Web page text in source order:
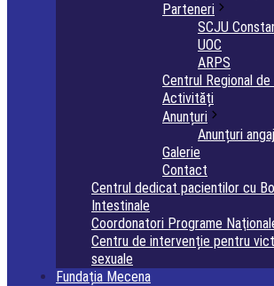
Parteneri
SCJU
UOC
ARPS
Centrul Regional
Activități
Anunțuri
Anunțuri
Galerie
Contact
Centrul dedicat pacientilor cu
Intestinale
Coordonatori Programe
Centru de intervenție pentru
sexuale
Fundația Mecena